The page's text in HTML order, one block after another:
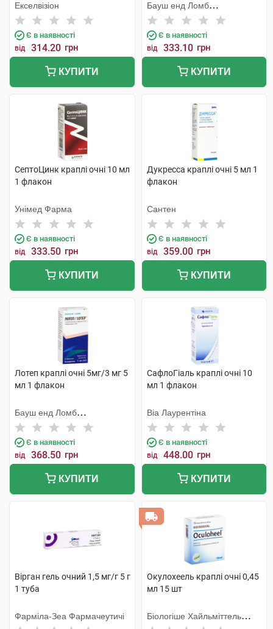
Екселвізіон
Є в наявності
від 314.20 грн
КУПИТИ
Бауш енд Ломб
Інкорпорейтед
Є в наявності
від 333.10 грн
КУПИТИ
СептоЦинк краплі очні 10 мл
1 флакон
Унімед Фарма
Є в наявності
від 333.50 грн
КУПИТИ
Дукресса краплі очні 5 мл 1
флакон
Сантен
Є в наявності
від 359.00 грн
КУПИТИ
Лотеп краплі очні 5мг/3 мг 5
мл 1 флакон
Бауш енд Ломб
Інкорпорейтед
Є в наявності
від 368.50 грн
КУПИТИ
СафлоГіаль краплі очні 10
мл 1 флакон
Віа Лаурентіна
Є в наявності
від 448.00 грн
КУПИТИ
Вірган гель очний 1,5 мг/г 5 г
1 туба
Фарміла-Зеа Фармачеутичі
Окулохеель краплі очні 0,45
мл 15 шт
Біологіше Хайльміттель